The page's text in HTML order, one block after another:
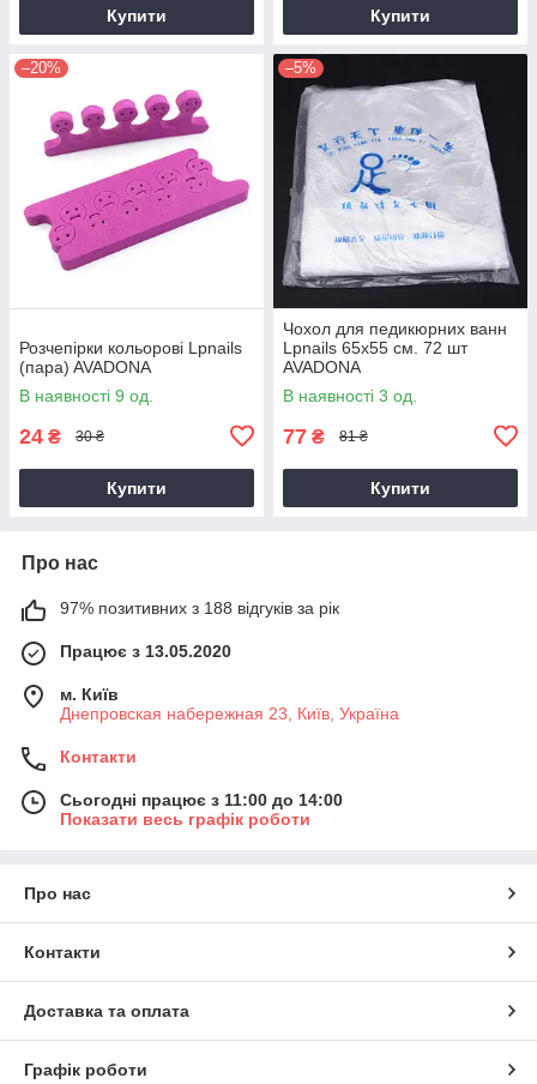
Купити Купити
–20%
Розчепірки кольорові Lpnails
(пара) AVADONA
В наявності 9 од.
24 ₴ 30 ₴
Купити
–5%
Чохол для педикюрних ванн
Lpnails 65х55 см. 72 шт
AVADONA
В наявності 3 од.
77 ₴ 81 ₴
Купити
Про нас
97% позитивних з 188 відгуків за рік
Працює з 13.05.2020
м. Київ
Днепровская набережная 23, Київ, Україна
Контакти
Сьогодні працює з 11:00 до 14:00
Показати весь графік роботи
Про нас
Контакти
Доставка та оплата
Графік роботи